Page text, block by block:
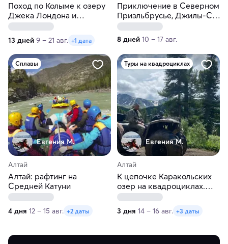
Поход по Колыме к озеру
Джека Лондона и
восхождение на пик
Абориген
13 дней 9 – 21 авг. +1 дата
Приключение в Северном
Приэльбрусье, Джилы-Су.
С выходом на кошках к
скалам Ленца
8 дней 10 – 17 авг.
Сплавы
Евгения М.
Алтай
Алтай: рафтинг на
Средней Катуни
4 дня 12 – 15 авг. +2 даты
Туры на квадроциклах
Евгения М.
Алтай
К цепочке Каракольских
озер на квадроциклах.
Алтай
3 дня 14 – 16 авг. +3 даты